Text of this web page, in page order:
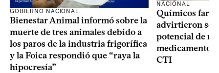
GOBIERNO NACIONAL
Bienestar Animal informó sobre la
muerte de tres animales debido a
los paros de la industria frigorífica
y la Foica respondió que “raya la
hipocresía”
NACIONAL
Químicos
advirtieron
potencial de
medicamentos
CTI